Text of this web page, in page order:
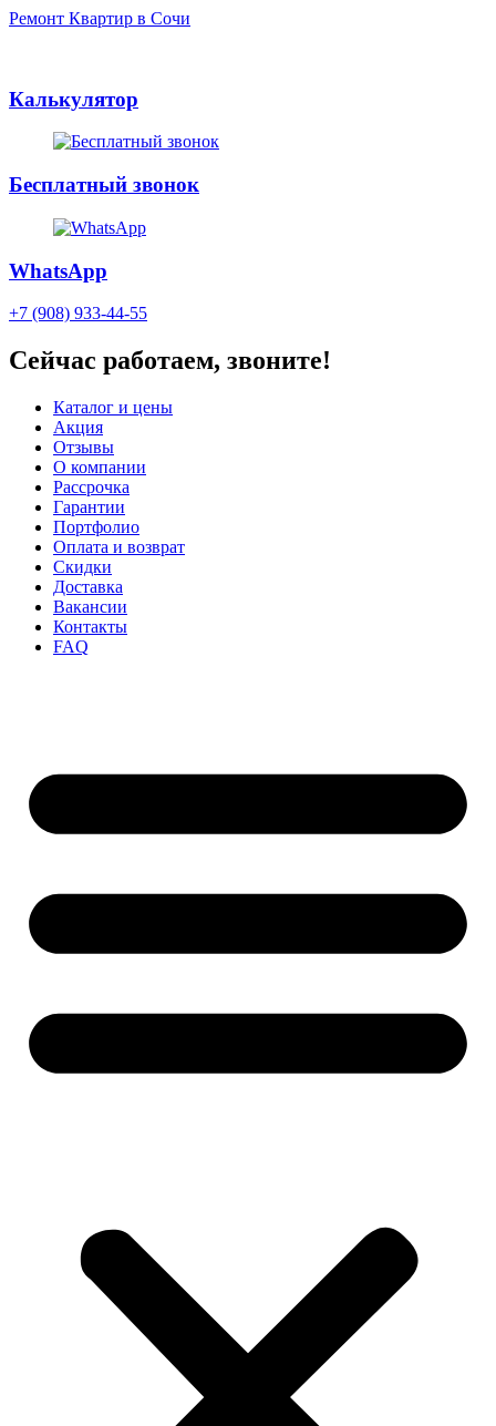
Ремонт Квартир в Сочи
Калькулятор
Бесплатный звонок
WhatsApp
+7 (908) 933-44-55
Сейчас работаем, звоните!
Каталог и цены
Акция
Отзывы
О компании
Рассрочка
Гарантии
Портфолио
Оплата и возврат
Скидки
Доставка
Вакансии
Контакты
FAQ